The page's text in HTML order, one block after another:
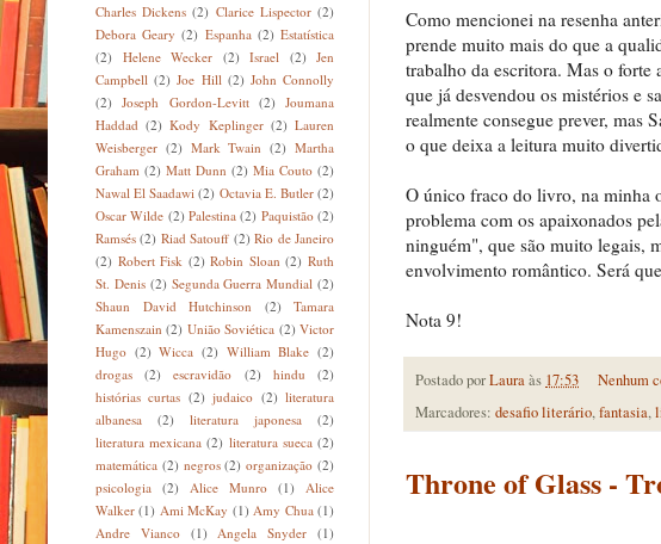
Como mencionei na resenha
prende muito mais do que a
trabalho da escritora. Mas o forte
que já desvendou os mistérios e
realmente consegue prever, mas
o que deixa a leitura muito
O único fraco do livro, na minha
problema com os apaixonados
ninguém", que são muito legais,
envolvimento romântico. Será
Nota 9!
Postado porLauraàs 17:53
Nenhum
Marcadores: desafio literário,fantasia,
Throne of Glass -
Charles Dickens (2) Clarice Lispector (2)
Debora Geary (2) Espanha (2) Estatística
(2)
Helene Wecker (2) Israel (2) Jen
Campbell (2) Joe Hill (2) John Connolly
(2)
Joseph Gordon-Levitt (2) Joumana
Haddad (2) Kody Keplinger (2) Lauren
Weisberger (2) Mark Twain (2) Martha
Graham (2) Matt Dunn (2) Mia Couto (2)
Nawal El Saadawi (2) Octavia E. Butler (2)
Oscar Wilde (2) Palestina (2) Paquistão (2)
Ramsés (2) Riad Satouff (2) Rio de Janeiro
(2) Robert Fisk (2) Robin Sloan (2) Ruth
St. Denis (2) Segunda Guerra Mundial (2)
Shaun David Hutchinson
(2)
Tamara
Kamenszain (2) União Soviética (2) Victor
Hugo (2) Wicca (2) William Blake (2)
drogas
(2) escravidão (2) hindu
(2)
histórias curtas (2) judaico (2) literatura
albanesa
(2) literatura japonesa
(2)
literatura mexicana (2) literatura sueca (2)
matemática (2) negros (2) organização (2)
psicologia
(2) Alice Munro (1)
Alice
Walker (1) Ami McKay (1) Amy Chua (1)
Andre Vianco
(1) Angela Snyder
(1)